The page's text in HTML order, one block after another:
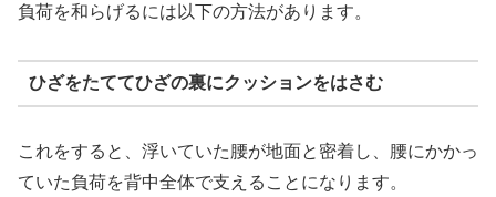
負荷を和らげるには以下の方法があります。
ひざをたててひざの裏にクッションをはさむ
これをすると、浮いていた腰が地面と密着し、腰にかかっ
ていた負荷を背中全体で支えることになります。